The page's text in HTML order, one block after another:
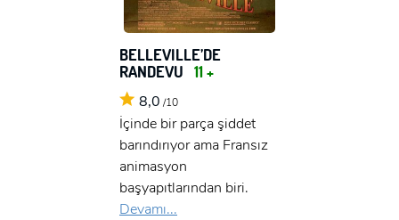
BELLEVILLE’DE
RANDEVU 11 +
8,0 /10
İçinde bir parça şiddet
barındırıyor ama Fransız
animasyon
başyapıtlarından biri.
Devamı...